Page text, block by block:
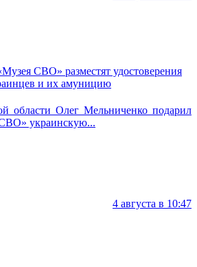
СВО» разместят удостоверения
и их амуницию
области Олег Мельниченко подарил
украинскую...
4 августа в 10:47